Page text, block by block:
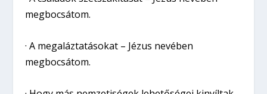
megbocsátom.
· A megaláztatásokat – Jézus nevében
megbocsátom.